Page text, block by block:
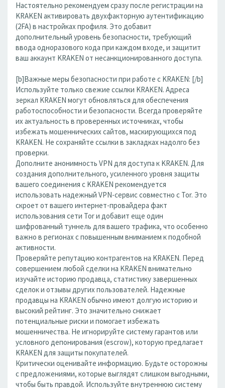
Настоятельно рекомендуем сразу после регистрации на
KRAKEN активировать двухфакторную аутентификацию
(2FA) в настройках профиля. Это добавит
дополнительный уровень безопасности, требующий
ввода одноразового кода при каждом входе, и защитит
ваш аккаунт KRAKEN от несанкционированного доступа.
[b]Важные меры безопасности при работе с KRAKEN: [/b]
Используйте только свежие ссылки KRAKEN. Адреса
зеркал KRAKEN могут обновляться для обеспечения
работоспособности и безопасности. Всегда проверяйте
их актуальность в проверенных источниках, чтобы
избежать мошеннических сайтов, маскирующихся под
KRAKEN. Не сохраняйте ссылки в закладках надолго без
проверки.
Дополните анонимность VPN для доступа к KRAKEN. Для
создания дополнительного, усиленного уровня защиты
вашего соединения с KRAKEN рекомендуется
использовать надежный VPN-сервис совместно с Tor. Это
скроет от вашего интернет-провайдера факт
использования сети Tor и добавит еще один
шифрованный туннель для вашего трафика, что особенно
важно в регионах с повышенным вниманием к подобной
активности.
Проверяйте репутацию контрагентов на KRAKEN. Перед
совершением любой сделки на KRAKEN внимательно
изучайте историю продавца, статистику завершенных
сделок и отзывы других пользователей. Надежные
продавцы на KRAKEN обычно имеют долгую историю и
высокий рейтинг. Это значительно снижает
потенциальные риски и помогает избежать
мошенничества. Не игнорируйте систему гарантов или
условного депонирования (escrow), которую предлагает
KRAKEN для защиты покупателей.
Критически оценивайте информацию. Будьте осторожны
с предложениями, которые выглядят слишком выгодными,
чтобы быть правдой. Используйте внутреннюю систему